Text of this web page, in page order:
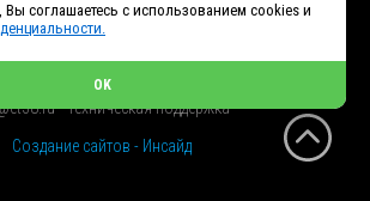
76-83, 8 (3952) 93-27-93 - Отдел продаж
075-85-99 - Техническая поддержка
et2@et38.ru - Отдел продаж
- Техническая поддержка
Создание сайтов - Инсайд
Вы соглашаетесь с использованием cookies и
OK